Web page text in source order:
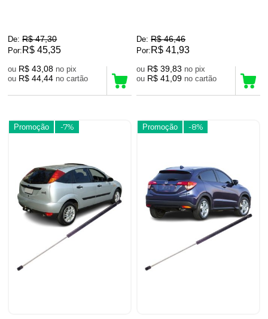
De: R$ 47,30
Por: R$ 45,35
ou R$ 43,08
no pix
ou R$ 44,44 no cartão
De: R$ 46,46
Por: R$ 41,93
ou R$ 39,83
no pix
ou R$ 41,09 no cartão
Promoção -7% Promoção -8%